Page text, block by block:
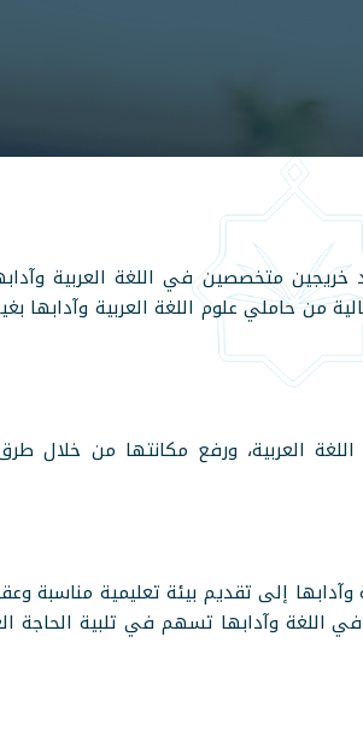
خريجين متخصصين في اللغة العربية
من حاملي علوم اللغة العربية وآدابها
اللغة العربية، ورفع مكانتها من خلال
إلى تقديم بيئة تعليمية مناسبة
اللغة وآدابها تسهم في تلبية الحاجة